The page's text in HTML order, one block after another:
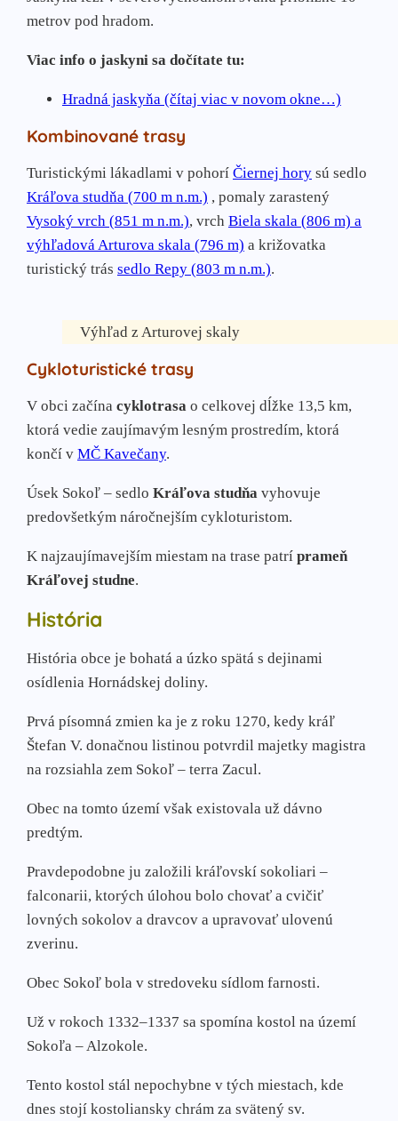
metrov pod hradom.
Viac info o jaskyni sa dočítate tu:
Hradná jaskyňa (čítaj viac v novom okne…)
Kombinované trasy
Turistickými lákadlami v pohorí Čiernej hory sú sedlo
Kráľova studňa (700 m n.m.) , pomaly zarastený
Vysoký vrch (851 m n.m.), vrch Biela skala (806 m) a
výhľadová Arturova skala (796 m) a križovatka
turistický trás sedlo Repy (803 m n.m.).
Výhľad z Arturovej skaly
Cykloturistické trasy
V obci začína cyklotrasa o celkovej dĺžke 13,5 km,
ktorá vedie zaujímavým lesným prostredím, ktorá
končí v MČ Kavečany.
Úsek Sokoľ – sedlo Kráľova studňa vyhovuje
predovšetkým náročnejším cykloturistom.
K najzaujímavejším miestam na trase patrí prameň
Kráľovej studne.
História
História obce je bohatá a úzko spätá s dejinami
osídlenia Hornádskej do­liny.
Prvá písomná zmien­ ka je z roku 1270, kedy kráľ
Štefan V. donačnou listinou potvrdil majetky magistra
na rozsiahla zem Sokoľ – terra Zacul.
Obec na tomto území však existovala už dávno
predtým.
Pravdepodobne ju založili kráľovskí sokoliari –
falconarii, ktorých úlohou bolo chovať a cvičiť
lovných sokolov a dravcov a upra­vovať ulovenú
zverinu.
Obec Sokoľ bola v stre­doveku sídlom farnos­ti.
Už v rokoch 1332–1337 sa spomína kostol na úze­mí
Sokoľa – Alzokole.
Tento kostol stál nepochybne v tých miestach, kde
dnes stojí kostoliansky chrám za­ svätený sv.